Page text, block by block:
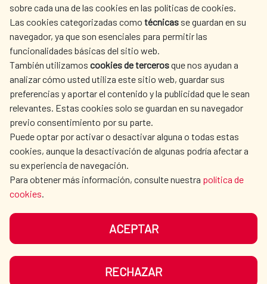
sobre cada una de las cookies en las políticas de cookies.
Las cookies categorizadas como técnicas se guardan en su
navegador, ya que son esenciales para permitir las
funcionalidades básicas del sitio web.
También utilizamos cookies de tercerosque nos ayudan a
analizar cómo usted utiliza este sitio web, guardar sus
preferencias y aportar el contenido y la publicidad que le sean
relevantes. Estas cookies solo se guardan en su navegador
previo consentimiento por su parte.
Puede optar por activar o desactivar alguna o todas estas
cookies, aunque la desactivación de algunas podría afectar a
su experiencia de navegación.
Para obtener más información, consulte nuestra política de
cookies.
ACEPTAR
RECHAZAR
AECID
WHERE DO WE COOPERATE?
SPANISH HUMANITARIAN
ACTION
PRESS ROOM
CULTURE AND SCIENCE LIBRARY
OUR SOCIAL MEDIA
DATA PROTECTION
SITEMAP